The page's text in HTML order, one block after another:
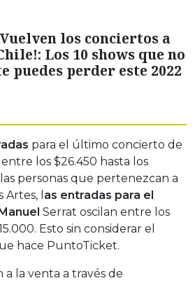
los conciertos a
Los 10 shows que no
puedes perder este 2022
para el último concierto de
los $26.450 hasta los
personas que pertenezcan a
l as entradas para el
Serrat oscilan entre los
Esto sin considerar el
hace PuntoTicket.
a la venta a través de